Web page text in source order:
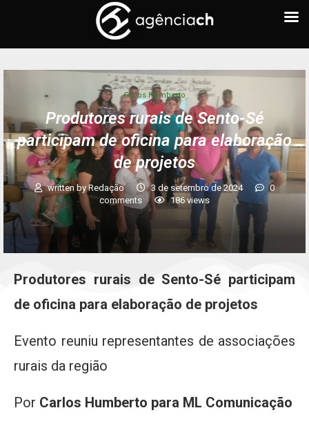
Carlos Humberto
Produtores rurais de Sento-Sé
participam de oficina para elaboração
de projetos
written byRedação 3 de setembro de 2024
0
comments
186views
Produtores rurais de Sento-Sé participam
de oficina para elaboração de projetos
Evento reuniu representantes de associações
rurais da região
Por Carlos Humberto para ML Comunicação